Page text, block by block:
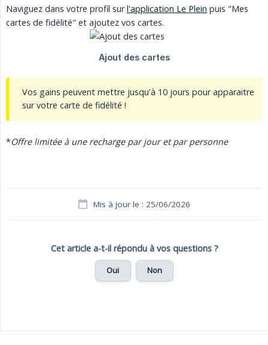
Naviguez dans votre profil surl'application Le Plein puis "Mes
cartes de fidélité" et ajoutez vos cartes.
Vos gains peuvent mettre jusqu'à 10 jours pour apparaitre
sur votre carte de fidélité !
*Offre limitée à une recharge par jour et par personne
Mis à jour le : 25/06/2026
Cet article a-t-il répondu à vos questions ?
Oui Non